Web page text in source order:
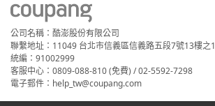
公司名稱：酷澎股份有限公司
聯繫地址：11049 台北市信義區信義路五段7號13樓之1
統編：91002999
客服中心：0809-088-810 (免費) / 02-5592-7298
電子郵件：help_tw@coupang.com